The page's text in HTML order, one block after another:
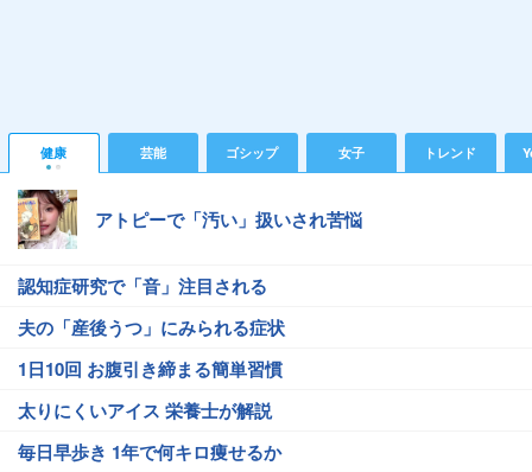
健康 芸能 ゴシップ 女子 トレンド
アトピーで「汚い」扱いされ苦悩
認知症研究で「音」注目される
夫の「産後うつ」にみられる症状
1日10回 お腹引き締まる簡単習慣
太りにくいアイス 栄養士が解説
毎日早歩き 1年で何キロ痩せるか